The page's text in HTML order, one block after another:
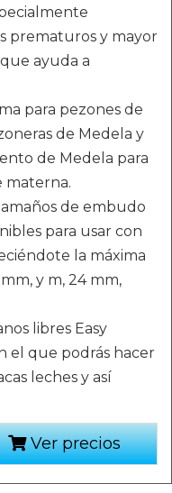
prematuros y mayor
ayuda a
para pezones de
de Medela y
de Medela para
materna.
de embudo
para usar con
la máxima
y m, 24 mm,
libres Easy
el que podrás hacer
leches y así
Ver precios